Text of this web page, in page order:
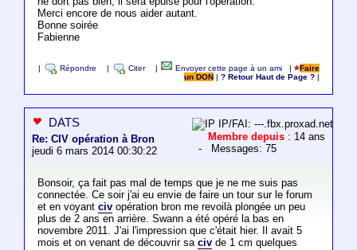
Merci encore de nous aider autant.
Bonne soirée
Fabienne
Répondre Citer Envoyer cette page à un ami |
Faire
un DON
|? Retour Haut de Page ?
DATS
Re: CIV opération à Bron
jeudi 6 mars 2014 00:30:22
IP/FAI: ---.fbx.proxad.net
Membre depuis : 14 ans
- Messages: 75
Bonsoir, ça fait pas mal de temps que je ne me suis pas
connectée. Ce soir j'ai eu envie de faire un tour sur le forum
et en voyant civopération bron me revoilà plongée un peu
plus de 2 ans en arrière. Swann a été opéré la bas en
novembre 2011. J'ai l'impression que c'était hier. Il avait 5
mois et on venant de découvrir sa civde 1 cm quelques